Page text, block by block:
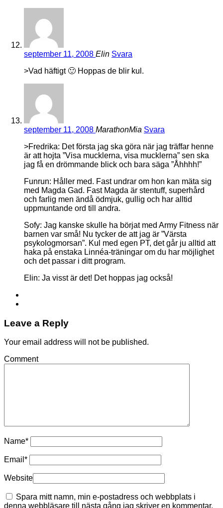
september 11, 2008 Elin Svara
>Vad häftigt 🙂 Hoppas de blir kul.
september 11, 2008 MarathonMia Svara
>Fredrika: Det första jag ska göra när jag träffar henne
är att hojta ”Visa mucklerna, visa mucklerna” sen ska
jag få en drömmande blick och bara säga ”Åhhhh!”
Funrun: Håller med. Fast undrar om hon kan mäta sig
med Magda Gad. Fast Magda är stentuff, superhård
och farlig men ändå ödmjuk, gullig och har alltid
uppmuntande ord till andra.
Sofy: Jag kanske skulle ha börjat med Army Fitness när
barnen var små! Nu tycker de att jag är ”Värsta
psykologmorsan”. Kul med egen PT, det går ju alltid att
haka på enstaka Linnéa-träningar om du har möjlighet
och det passar i ditt program.
Elin: Ja visst är det! Det hoppas jag också!
Leave a Reply
Your email address will not be published.
Comment
Name*
Email *
Website
Spara mitt namn, min e-postadress och webbplats i
denna webbläsare till nästa gång jag skriver en kommentar.